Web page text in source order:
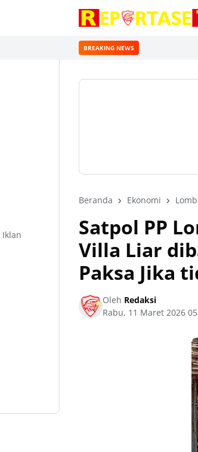
BREAKING NEWS
Beranda Ekonomi
Satpol PP
Villa Liar
Paksa Jika
Oleh Redaksi
Rabu, 11 Maret 2026
Iklan